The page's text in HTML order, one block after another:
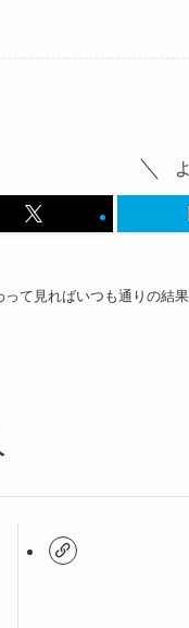
て見ればいつも通りの結果